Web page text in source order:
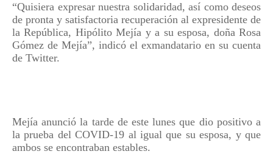
“Quisiera expresar nuestra solidaridad, así como deseos
de pronta y satisfactoria recuperación al expresidente de
la República, Hipólito Mejía y a su esposa, doña Rosa
Gómez de Mejía”, indicó el exmandatario en su cuenta
de Twitter.
Mejía anunció la tarde de este lunes que dio positivo a
la prueba del COVID-19 al igual que su esposa, y que
ambos se encontraban estables.